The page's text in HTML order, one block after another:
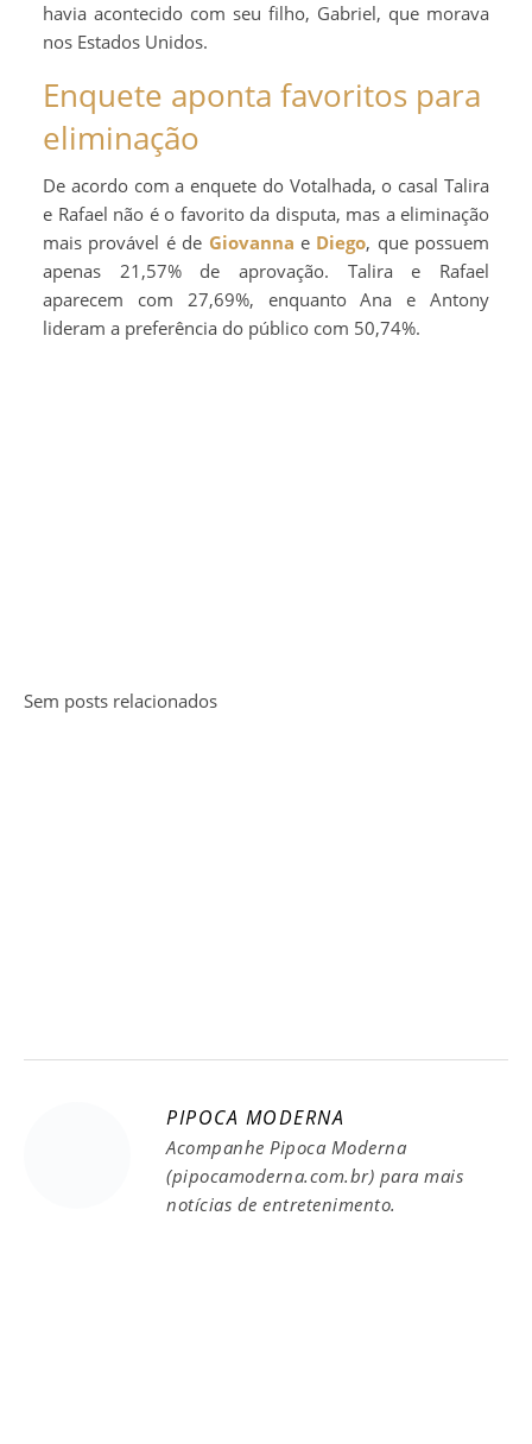
havia acontecido com seu filho, Gabriel, que morava
nos Estados Unidos.
Enquete aponta favoritos para
eliminação
De acordo com a enquete do Votalhada, o casal Talira
e Rafael não é o favorito da disputa, mas a eliminação
mais provável é de Giovanna e Diego, que possuem
apenas 21,57% de aprovação. Talira e Rafael
aparecem com 27,69%, enquanto Ana e Antony
lideram a preferência do público com 50,74%.
Sem posts relacionados
PIPOCA MODERNA
Acompanhe Pipoca Moderna
(pipocamoderna.com.br) para mais
notícias de entretenimento.